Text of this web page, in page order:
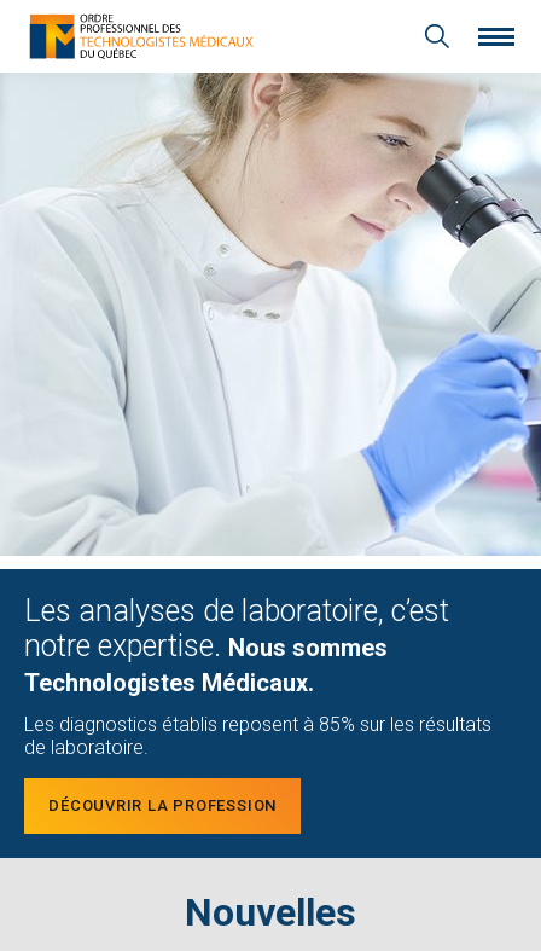
Les analyses de laboratoire, c’est
notre expertise. Nous sommes
Technologistes Médicaux.
Les diagnostics établis reposent à 85% sur les résultats
de laboratoire.
DÉCOUVRIR LA PROFESSION
Nouvelles